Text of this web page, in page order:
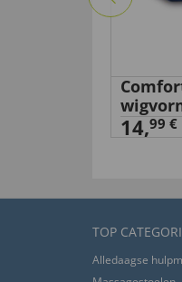
14,99 €
TOP
Alledaagse